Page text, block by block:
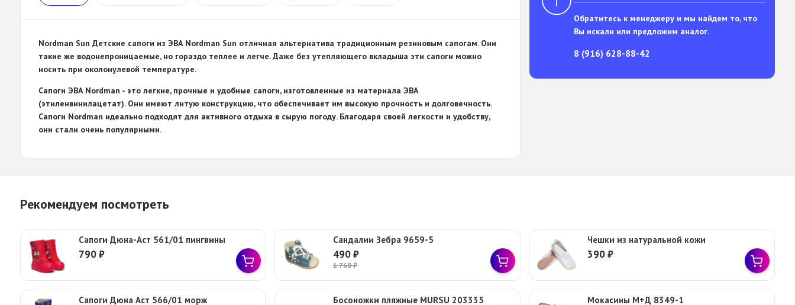
Nordman Sun Детские сапоги из ЭВА Nordman Sun отличная альтернатива традиционным резиновым сапогам. Они
такие же водонепроницаемые, но гораздо теплее и легче. Даже без утепляющего вкладыша эти сапоги можно
носить при околонулевой температуре.
Сапоги ЭВА Nordman - это легкие, прочные и удобные сапоги, изготовленные из материала ЭВА
(этиленвинилацетат). Они имеют литую конструкцию, что обеспечивает им высокую прочность и долговечность.
Сапоги Nordman идеально подходят для активного отдыха в сырую погоду. Благодаря своей легкости и удобству,
они стали очень популярными.
Обратитесь к менеджеру и мы найдем то, что
Вы искали или предложим аналог.
8 (916) 628-88-42
Рекомендуем посмотреть
Сапоги Дюна-Аст 561/01 пингвины
790₽
Сандалии Зебра 9659-5
490₽
1 760₽
Чешки из натуральной кожи
390₽
Сапоги Дюна Аст 566/01 морж Босоножки пляжные MURSU 203335 Мокасины М+Д 8349-1